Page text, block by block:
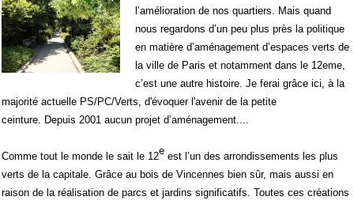
l’amélioration de nos quartiers. Mais quand
nous regardons d’un peu plus près la politique
en matière d’aménagement d’espaces verts de
la ville de Paris et notamment dans le 12eme,
c’est une autre histoire. Je ferai grâce ici, à la
majorité actuelle PS/PC/Verts, d'évoquer l'avenir de la petite
ceinture. Depuis 2001 aucun projet d’aménagement....
Comme tout le monde le sait le 12e est l’un des arrondissements les plus
verts de la capitale. Grâce au bois de Vincennes bien sûr, mais aussi en
raison de la réalisation de parcs et jardins significatifs. Toutes ces créations